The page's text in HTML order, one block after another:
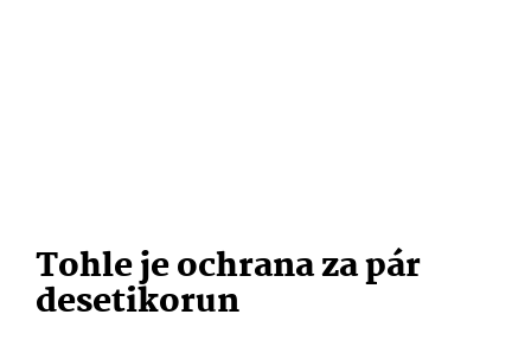
Tohle je ochrana za pár
desetikorun